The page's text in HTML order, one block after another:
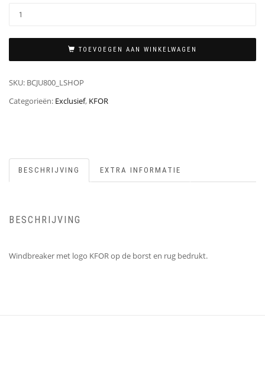
TOEVOEGEN AAN WINKELWAGEN
SKU: BCJU800_LSHOP
Categorieën: Exclusief, KFOR
BESCHRIJVING EXTRA INFORMATIE
BESCHRIJVING
Windbreaker met logo KFOR op de borst en rug bedrukt.